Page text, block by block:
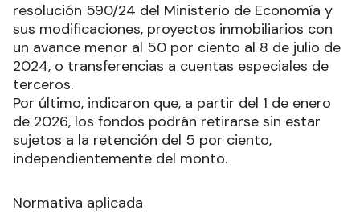
resolución 590/24 del Ministerio de Economía y
sus modificaciones, proyectos inmobiliarios con
un avance menor al 50 por ciento al 8 de julio de
2024, o transferencias a cuentas especiales de
terceros.
Por último, indicaron que, a partir del 1 de enero
de 2026, los fondos podrán retirarse sin estar
sujetos a la retención del 5 por ciento,
independientemente del monto.
Normativa aplicada